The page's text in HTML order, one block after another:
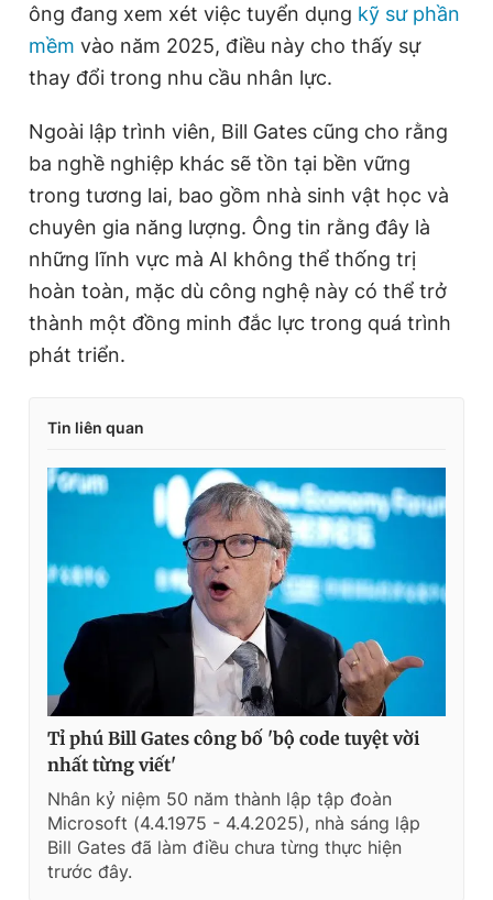
T
i
e
n
ông đang xem xét việc tuyển dụng kỹ sư phần
mềm vào năm 2025, điều này cho thấy sự
thay đổi trong nhu cầu nhân lực.
Ngoài lập trình viên, Bill Gates cũng cho rằng
ba nghề nghiệp khác sẽ tồn tại bền vững
trong tương lai, bao gồm nhà sinh vật học và
chuyên gia năng lượng. Ông tin rằng đây là
những lĩnh vực mà AI không thể thống trị
hoàn toàn, mặc dù công nghệ này có thể trở
thành một đồng minh đắc lực trong quá trình
phát triển.
Tin liên quan
Tỉ phú Bill Gates công bố 'bộ code tuyệt vời
nhất từng viết'
Nhân kỷ niệm 50 năm thành lập tập đoàn
Microsoft (4.4.1975 - 4.4.2025), nhà sáng lập
Bill Gates đã làm điều chưa từng thực hiện
trước đây.